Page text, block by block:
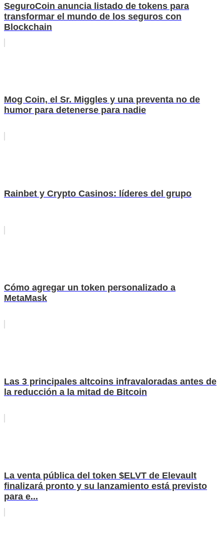
SeguroCoin anuncia listado de tokens para
transformar el mundo de los seguros con
Blockchain
Mog Coin, el Sr. Miggles y una preventa no de
humor para detenerse para nadie
Rainbet y Crypto Casinos: líderes del grupo
Cómo agregar un token personalizado a
MetaMask
Las 3 principales altcoins infravaloradas antes de
la reducción a la mitad de Bitcoin
La venta pública del token $ELVT de Elevault
finalizará pronto y su lanzamiento está previsto
para e...